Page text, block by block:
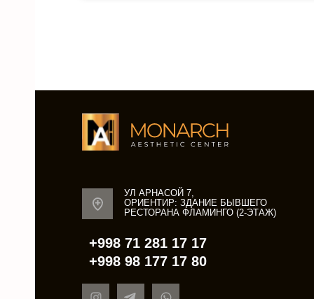
+998 71 281 17 17
+998 98 177 17 80
УЛ АРНАСОЙ 7,
ОРИЕНТИР: ЗДАНИЕ БЫВШЕГО
РЕСТОРАНА ФЛАМИНГО (2-ЭТАЖ)